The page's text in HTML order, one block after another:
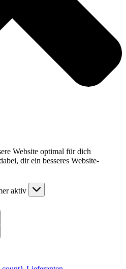
Website optimal für dich
dir ein besseres Website-
aktiv